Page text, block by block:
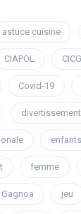
astuce cuisine
CIAPOL CICG
Covid-19
divertissement
enfants
femme
Gagnoa jeu